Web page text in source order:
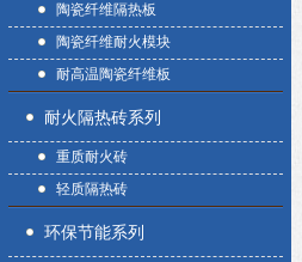
陶瓷纤维隔热板
陶瓷纤维耐火模块
耐高温陶瓷纤维板
耐火隔热砖系列
重质耐火砖
轻质隔热砖
环保节能系列